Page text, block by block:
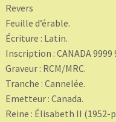
Revers
Feuille d’érable.
Écriture : Latin.
Inscription : CANADA 9999
Graveur : RCM/MRC.
Tranche : Cannelée.
Emetteur : Canada.
Reine : Élisabeth II (1952-